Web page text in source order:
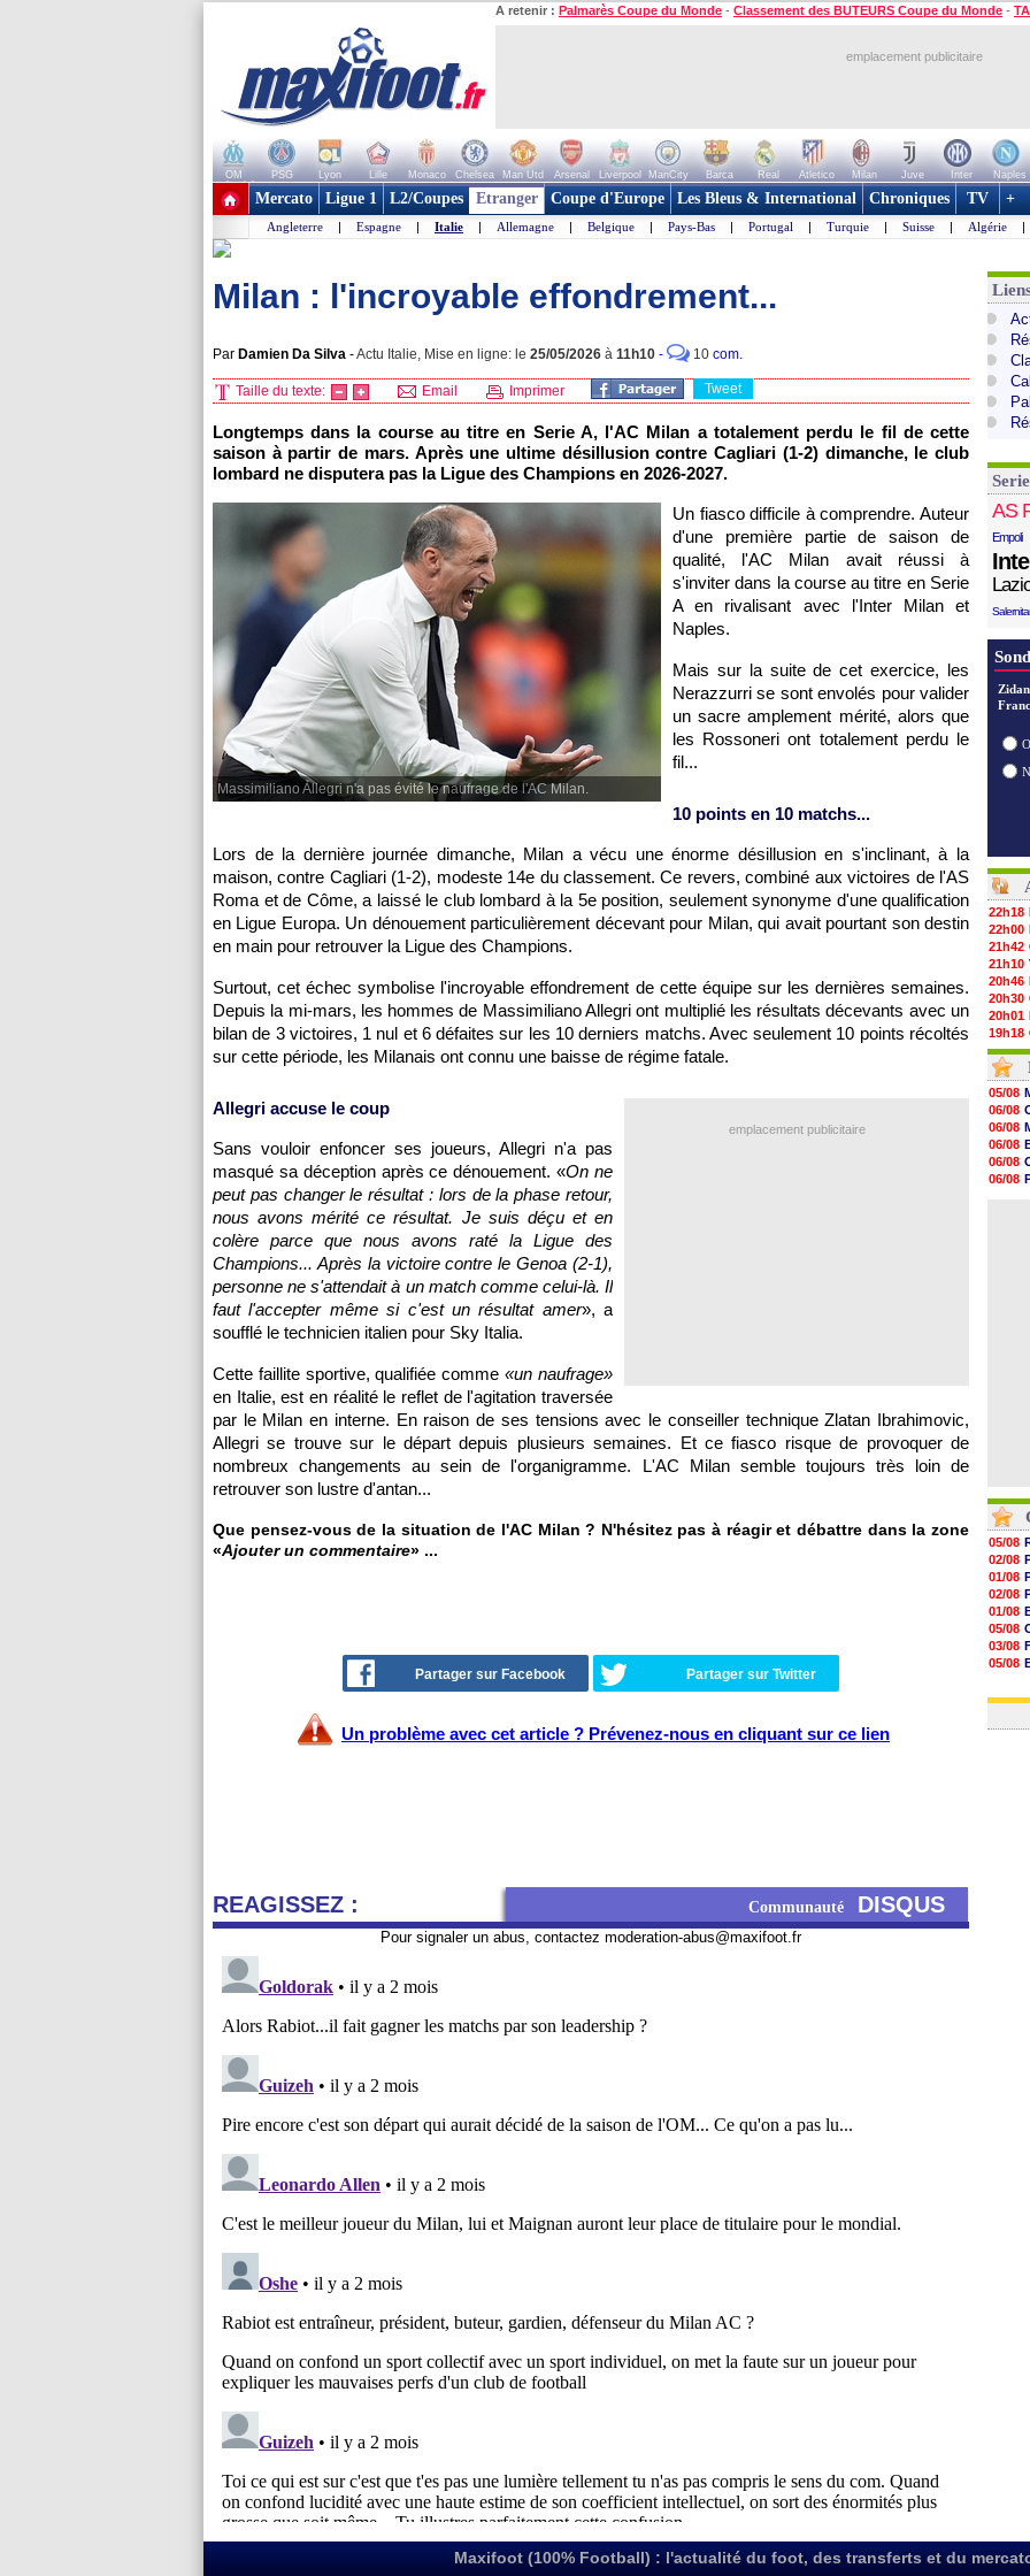
A retenir : Palmarès Coupe du Monde - Classement des BUTEURS Coupe du Monde -
emplacement publicitaire
OM PSG Lyon Lille Monaco Chelsea Man Utd Arsenal Liverpool ManCity Barca Real Atletico Milan Juve Inter Naples
+ de clubs
Mercato Ligue 1 L2/Coupes Etranger Coupe d'Europe Les Bleus & International Chroniques TV +
Angleterre | Espagne | Italie | Allemagne | Belgique | Pays-Bas | Portugal | Turquie | Suisse | Algérie |
Milan : l'incroyable effondrement...
Par Damien Da Silva -Actu Italie, Mise en ligne: le 25/05/2026 à 11h10 - 10 com.
Taille du texte: Email Imprimer Tweet
Longtemps dans la course au titre en Serie A, l'AC Milan a totalement perdu le fil de cette
saison à partir de mars. Après une ultime désillusion contre Cagliari (1-2) dimanche, le club
lombard ne disputera pas la Ligue des Champions en 2026-2027.
Massimiliano Allegri n'a pas évité le naufrage de l'AC Milan.
Un fiasco difficile à comprendre. Auteur
d'une première partie de saison de
qualité, l'AC Milan avait réussi à
s'inviter dans la course au titre en Serie
A en rivalisant avec l'Inter Milan et
Naples.
Mais sur la suite de cet exercice, les
Nerazzurri se sont envolés pour valider
un sacre amplement mérité, alors que
les Rossoneri ont totalement perdu le
fil...
10 points en 10 matchs...
Lors de la dernière journée dimanche, Milan a vécu une énorme désillusion en s'inclinant, à la
maison, contre Cagliari (1-2), modeste 14e du classement. Ce revers, combiné aux victoires de l'AS
Roma et de Côme, a laissé le club lombard à la 5e position, seulement synonyme d'une qualification
en Ligue Europa. Un dénouement particulièrement décevant pour Milan, qui avait pourtant son destin
en main pour retrouver la Ligue des Champions.
Surtout, cet échec symbolise l'incroyable effondrement de cette équipe sur les dernières semaines.
Depuis la mi-mars, les hommes de Massimiliano Allegri ont multiplié les résultats décevants avec un
bilan de 3 victoires, 1 nul et 6 défaites sur les 10 derniers matchs. Avec seulement 10 points récoltés
sur cette période, les Milanais ont connu une baisse de régime fatale.
emplacement publicitaire
Allegri accuse le coup
Sans vouloir enfoncer ses joueurs, Allegri n'a pas
masqué sa déception après ce dénouement. «On ne
peut pas changer le résultat : lors de la phase retour,
nous avons mérité ce résultat. Je suis déçu et en
colère parce que nous avons raté la Ligue des
Champions... Après la victoire contre le Genoa (2-1),
personne ne s'attendait à un match comme celui-là. Il
faut l'accepter même si c'est un résultat amer», a
soufflé le technicien italien pour Sky Italia.
Cette faillite sportive, qualifiée comme«un naufrage»
en Italie, est en réalité le reflet de l'agitation traversée
par le Milan en interne. En raison de ses tensions avec le conseiller technique Zlatan Ibrahimovic,
Allegri se trouve sur le départ depuis plusieurs semaines. Et ce fiasco risque de provoquer de
nombreux changements au sein de l'organigramme. L'AC Milan semble toujours très loin de
retrouver son lustre d'antan...
Que pensez-vous de la situation de l'AC Milan ? N'hésitez pas à réagir et débattre dans la zone
«Ajouter un commentaire» ...
Partager sur Facebook Partager sur Twitter
Un problème avec cet article ? Prévenez-nous en cliquant sur ce lien
REAGISSEZ : Communauté DISQUS
Pour signaler un abus, contactez moderation-abus@maxifoot.fr
AS
Empoli
22h18
22h00
21h42
21h10
20h46
20h30
20h01
19h18
19h09
18h48
18h37
18h29
17h58
17h46
17h32
17h16
16h59
05/08
06/08
06/08
06/08
06/08
06/08
05/08
02/08
01/08
02/08
01/08
05/08
03/08
05/08
03/08
Maxifoot (100% Football) : l'actualité du foot, des transferts et du